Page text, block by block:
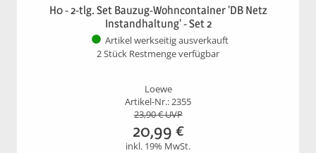
H0 - 2-tlg. Set Bauzug-Wohncontainer 'DB Netz
Instandhaltung' - Set 2
Artikel werkseitig ausverkauft
2 Stück Restmenge verfügbar
Loewe
Artikel-Nr.: 2355
23,90€ UVP
20,99 €
inkl. 19% MwSt.